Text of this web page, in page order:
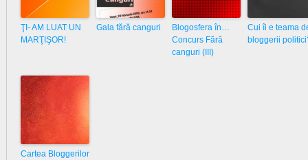
ŢI- AM LUAT UN
MARŢIŞOR!
Gala fără canguri
Blogosfera în…
Concurs Fără
canguri (III)
Cui îi e teama
bloggerii
Cartea Bloggerilor